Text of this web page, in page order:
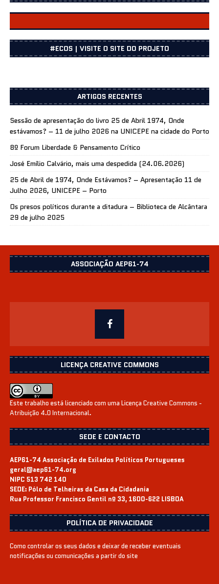
CENTRO DOCUMENTAÇÃO
#ECOS | VISITE O SITE DO PROJETO
ARTIGOS RECENTES
Sessão de apresentação do livro 25 de Abril 1974, Onde
estávamos? – 11 de julho 2026 na UNICEPE na cidade do Porto
8º Forum Liberdade & Pensamento Crítico
José Emílio Calvário, mais uma despedida (24.06.2026)
25 de Abril de 1974, Onde Estávamos? – Apresentação 11 de
Julho 2026, UNICEPE – Porto
Os presos políticos durante a ditadura – Biblioteca de Alcântara
29 de julho 2025
ASSOCIAÇÃO AEP61-74
LICENÇA CREATIVE COMMONS
Este trabalho está licenciado com uma Licença Creative Commons -
Atribuição 4.0 Internacional.
SEDE E CONTACTO
AEP61-74 Associação de Exilados Políticos Portugueses
geral@aep61-74.org
NIPC 513 742 140
SEDE: Pólo de Telheiras da Casa da Cidadania
Rua Professor Francisco Gentil nº 33, 1600-622 LISBOA
POLÍTICA DE PRIVACIDADE
Como controlar os seus dados e deixar de receber eventuais
notificações ou comunicações a partir do site